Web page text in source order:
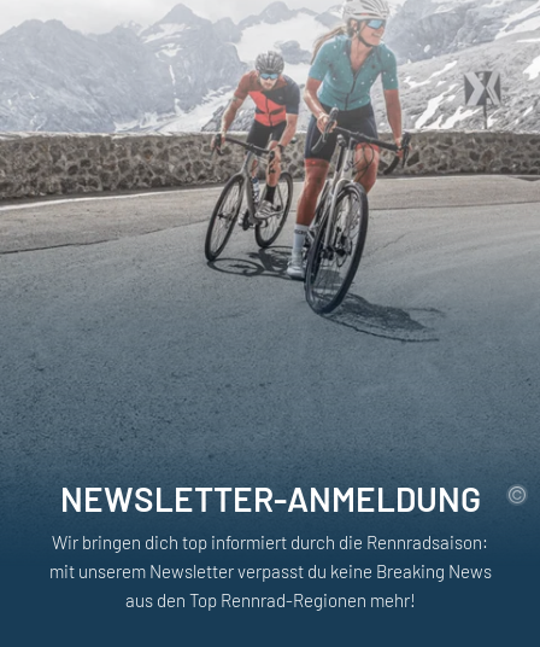
NEWSLETTER-ANMELDUNG
Wir bringen dich top informiert durch die Rennradsaison:
mit unserem Newsletter verpasst du keine Breaking News
aus den Top Rennrad-Regionen mehr!